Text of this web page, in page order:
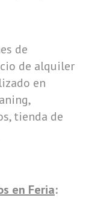
de
de alquiler
en
tienda de
en Feria: